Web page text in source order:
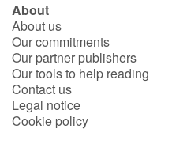
Dyslexia and reading disorders
About
About us
Our commitments
Our partner publishers
Our tools to help reading
Contact us
Legal notice
Cookie policy